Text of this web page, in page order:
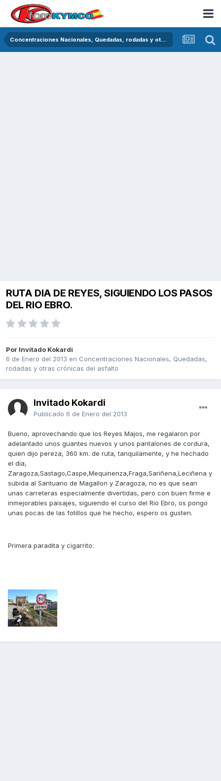
Concentraciones Nacionales, Quedadas, rodadas y otras crónicas del asfalto
RUTA DIA DE REYES, SIGUIENDO LOS PASOS
DEL RIO EBRO.
Por Invitado Kokardi
6 de Enero del 2013 en Concentraciones Nacionales, Quedadas,
rodadas y otras crónicas del asfalto
Invitado Kokardi
Publicado 6 de Enero del 2013
Bueno, aprovechando que los Reyes Majos, me regalaron por
adelantado unos guantes nuevos y unos pantalones de cordura,
quien dijo pereza, 360 km. de ruta, tanquilamente, y he hechado
el día,
Zaragoza,Sastago,Caspe,Mequinenza,Fraga,Sariñena,Leciñena y
subida al Santuario de Magallon y Zaragoza, no es que sean
unas carreteras especialmente divertidas, pero con buen firme e
inmejorables paisajes, siguiendo el curso del Rio Ebro, os pongo
unas pocas de las fotillos que he hecho, espero os gusten.
Primera paradita y cigarrito: